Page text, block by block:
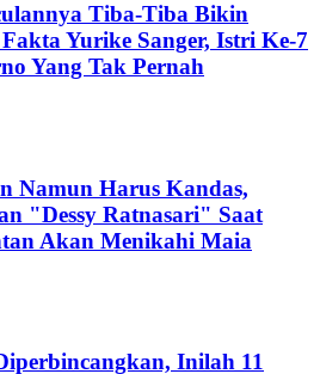
Tiba-Tiba Bikin
Yurike Sanger, Istri Ke-7
Yang Tak Pernah
Namun Harus Kandas,
"Dessy Ratnasari" Saat
Akan Menikahi Maia
Inilah 11